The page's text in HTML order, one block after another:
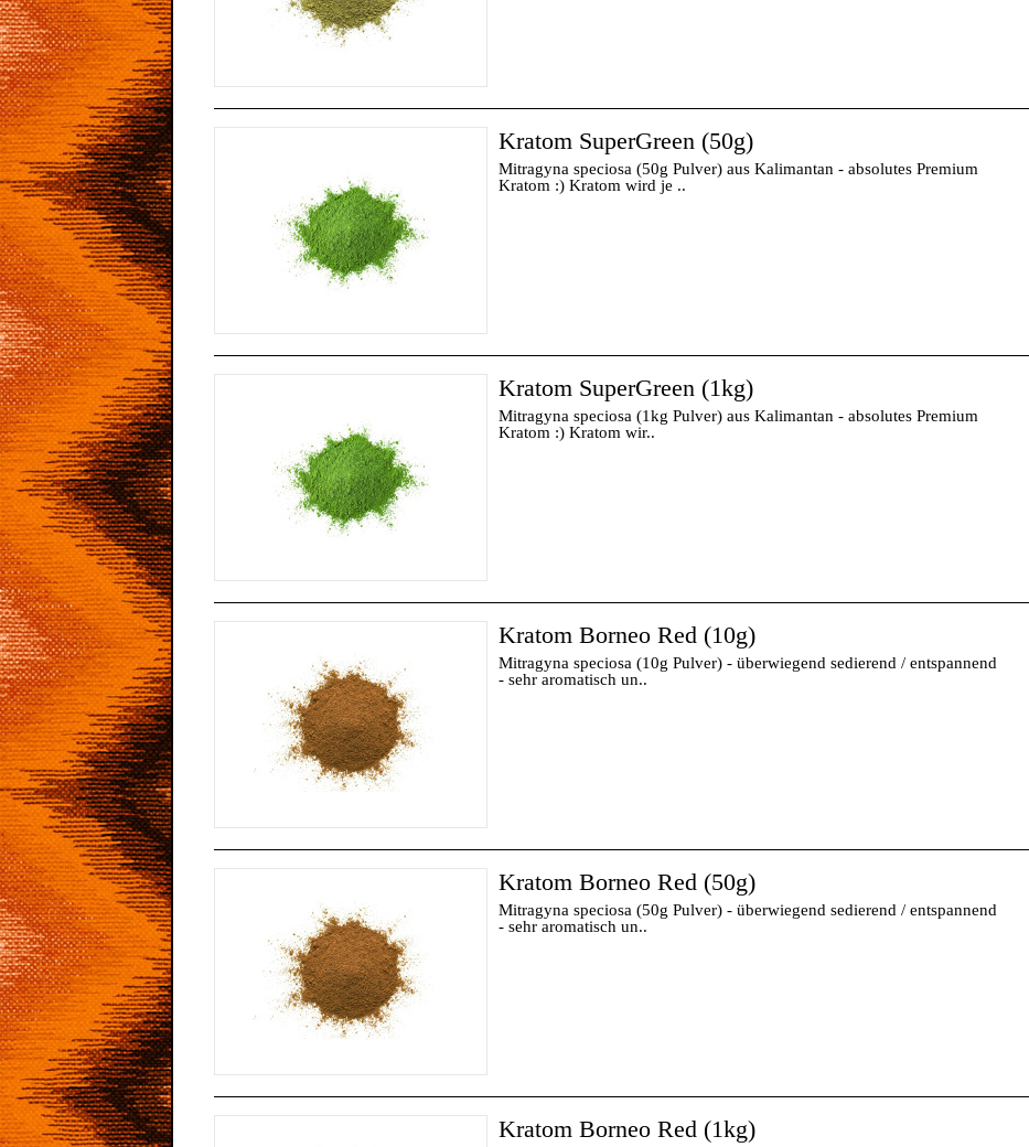
Kratom SuperGreen (50g)
Mitragyna speciosa (50g Pulver) aus Kalimantan - absolutes Premium
Kratom :) Kratom wird je ..
Kratom SuperGreen (1kg)
Mitragyna speciosa (1kg Pulver) aus Kalimantan - absolutes Premium
Kratom :) Kratom wir..
Kratom Borneo Red (10g)
Mitragyna speciosa (10g Pulver) - überwiegend sedierend / entspannend
- sehr aromatisch un..
Kratom Borneo Red (50g)
Mitragyna speciosa (50g Pulver) - überwiegend sedierend / entspannend
- sehr aromatisch un..
Kratom Borneo Red (1kg)